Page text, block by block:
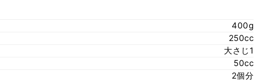
400g
250cc
大さじ1
50cc
2個分